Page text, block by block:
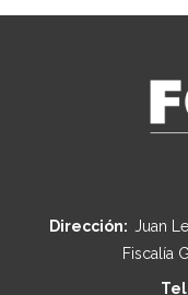
Dirección: Juan
Fiscalía